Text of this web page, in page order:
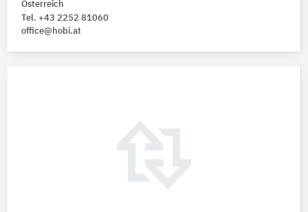
Österreich
Tel. +43 2252 81060
office@hobi.at